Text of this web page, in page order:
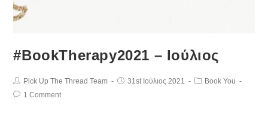
#BookTherapy2021 – Ιούλιος
Pick Up The Thread Team 31st Ιούλιος 2021
Book You
1 Comment